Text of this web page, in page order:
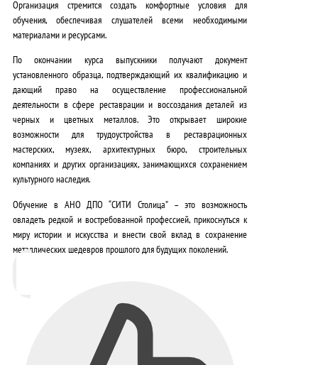
Организация стремится создать комфортные условия для
обучения, обеспечивая слушателей всеми необходимыми
материалами и ресурсами.
По окончании курса выпускники получают документ
установленного образца, подтверждающий их квалификацию и
дающий право на осуществление профессиональной
деятельности в сфере реставрации и воссоздания деталей из
черных и цветных металлов. Это открывает широкие
возможности для трудоустройства в реставрационных
мастерских, музеях, архитектурных бюро, строительных
компаниях и других организациях, занимающихся сохранением
культурного наследия.
Обучение в АНО ДПО “СИТИ Столица” – это возможность
овладеть редкой и востребованной профессией,прикоснуться к
миру истории и искусства ивнести свой вклад в сохранение
металлических шедевров прошлого для будущих поколений.